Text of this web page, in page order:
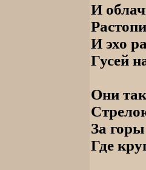
И
И эхо
Гусей
Они
За
Где